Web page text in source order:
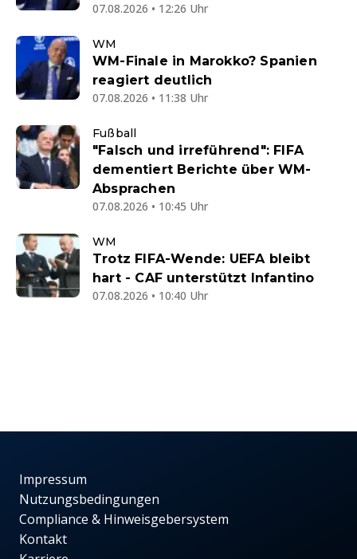
07.08.2026 • 12:26 Uhr
WM
WM-Finale in Marokko? Spanien
reagiert deutlich
07.08.2026 • 11:38 Uhr
Fußball
"Falsch und irreführend": FIFA
dementiert Berichte über WM-
Absprachen
07.08.2026 • 10:45 Uhr
WM
Trotz FIFA-Wende: UEFA bleibt
hart - CAF unterstützt Infantino
07.08.2026 • 10:40 Uhr
Impressum
Nutzungsbedingungen
Compliance & Hinweisgebersystem
Kontakt